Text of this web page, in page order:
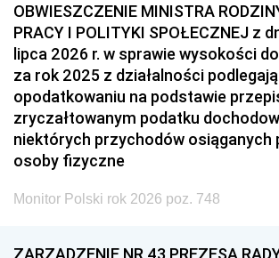
OBWIESZCZENIE MINISTRA
PRACY I POLITYKI SPOŁECZNEJ z
lipca 2026 r. w sprawie wysokości
za rok 2025 z działalności
opodatkowaniu na podstawie
zryczałtowanym podatku
niektórych przychodów osiąganych
osoby fizyczne
Monitor Polski rok 2026 poz. 748